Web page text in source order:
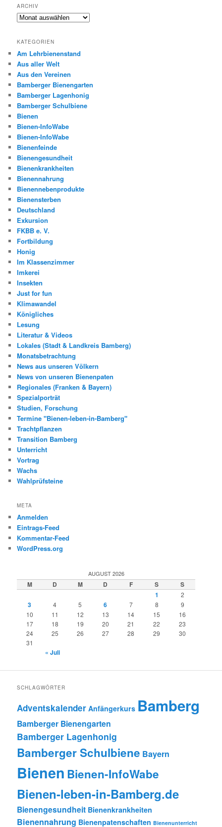
ARCHIV
Archiv
KATEGORIEN
Am Lehrbienenstand
Aus aller Welt
Aus den Vereinen
Bamberger Bienengarten
Bamberger Lagenhonig
Bamberger Schulbiene
Bienen
Bienen-InfoWabe
Bienen-InfoWabe
Bienenfeinde
Bienengesundheit
Bienenkrankheiten
Bienennahrung
Bienennebenprodukte
Bienensterben
Deutschland
Exkursion
FKBB e. V.
Fortbildung
Honig
Im Klassenzimmer
Imkerei
Insekten
Just for fun
Klimawandel
Königliches
Lesung
Literatur & Videos
Lokales (Stadt & Landkreis Bamberg)
Monatsbetrachtung
News aus unseren Völkern
News von unseren Bienenpaten
Regionales (Franken & Bayern)
Spezialporträt
Studien, Forschung
Termine "Bienen-leben-in-Bamberg"
Trachtpflanzen
Transition Bamberg
Unterricht
Vortrag
Wachs
Wahlprüfsteine
META
Anmelden
Eintrags-Feed
Kommentar-Feed
WordPress.org
AUGUST 2026
M D M D F S
S
1
2
3 4 5 6 7 8
9
10
11 12 13 14 15
16
17
18 19 20 21 22
23
24
25 26 27 28 29
30
31
« Juli
SCHLAGWÖRTER
Adventskalender Anfängerkurs Bamberg
Bamberger Bienengarten
Bamberger Lagenhonig
Bamberger Schulbiene Bayern
Bienen Bienen-InfoWabe
Bienen-leben-in-Bamberg.de
Bienengesundheit Bienenkrankheiten
Bienennahrung Bienenpatenschaften Bienenunterricht